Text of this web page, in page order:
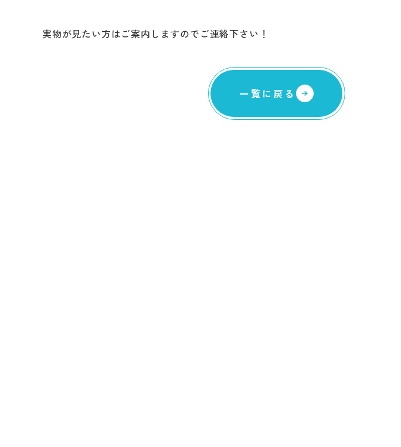
実物が見たい方はご案内しますのでご連絡下さい！
一覧に戻る